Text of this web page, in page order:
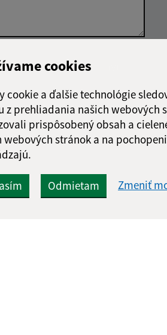
cookies
cookie a ďalšie technológie
z prehliadania našich webových
prispôsobený obsah a
webových stránok a na
Odmietam Zmeniť
Google reCaptcha Response
Odoslať správu